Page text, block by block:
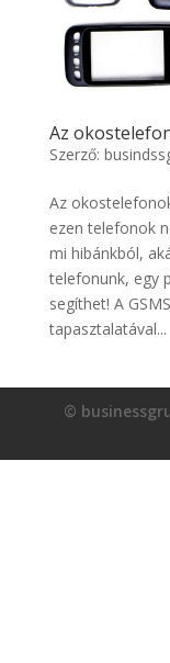
Az
Szerző:
Az
ezen telefonok
mi hibánkból,
telefonunk, egy
segíthet! A
tapasztalatával...
©